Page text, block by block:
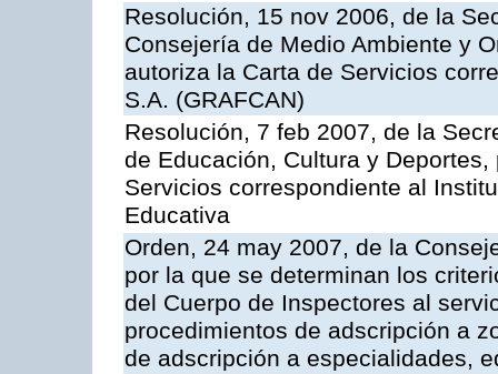
Resolución, 15 nov 2006, de la
Consejería de Medio Ambiente y
autoriza la Carta de Servicios
S.A. (GRAFCAN)
Resolución, 7 feb 2007, de la
de Educación, Cultura y
Servicios correspondiente al
Educativa
Orden, 24 may 2007, de la
por la que se determinan los
del Cuerpo de Inspectores al
procedimientos de adscripción a
de adscripción a especialidades,